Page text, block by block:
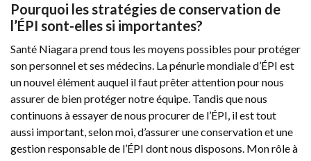
Pourquoi les stratégies de conservation de
l’ÉPI sont-elles si importantes?
Santé Niagara prend tous les moyens possibles pour protéger
son personnel et ses médecins. La pénurie mondiale d’ÉPI est
un nouvel élément auquel il faut prêter attention pour nous
assurer de bien protéger notre équipe. Tandis que nous
continuons à essayer de nous procurer de l’ÉPI, il est tout
aussi important, selon moi, d’assurer une conservation et une
gestion responsable de l’ÉPI dont nous disposons. Mon rôle à